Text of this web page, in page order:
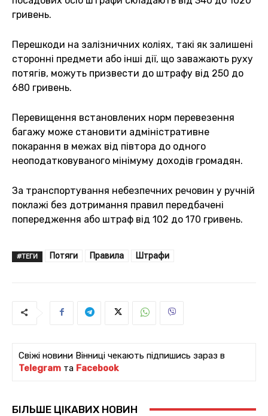
гривень.
Перешкоди на залізничних коліях, такі як залишені
сторонні предмети або інші дії, що заважають руху
потягів, можуть призвести до штрафу від 250 до
680 гривень.
Перевищення встановлених норм перевезення
багажу може становити адміністративне
покарання в межах від півтора до одного
неоподатковуваного мінімуму доходів громадян.
За транспортування небезпечних речовин у ручній
поклажі без дотримання правил передбачені
попередження або штраф від 102 до 170 гривень.
#ТЕГИ Потяги Правила Штрафи
Свіжі новини Вінниці чекають підпишись зараз в
Telegram та Facebook
БІЛЬШЕ ЦІКАВИХ НОВИН